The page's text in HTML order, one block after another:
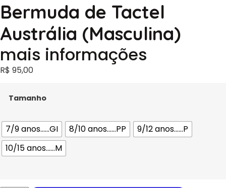
Bermuda de Tactel
Austrália (Masculina)
mais informações
R$ 95,00
Tamanho
7/9 anos......GI 8/10 anos......PP
9/12 anos......P
10/15 anos......M